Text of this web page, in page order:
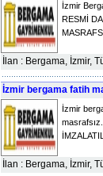
İzmir
RESMİ
İlan : Bergama, İzmir,
İzmir bergama fatih
İzmir
İlan : Bergama, İzmir,